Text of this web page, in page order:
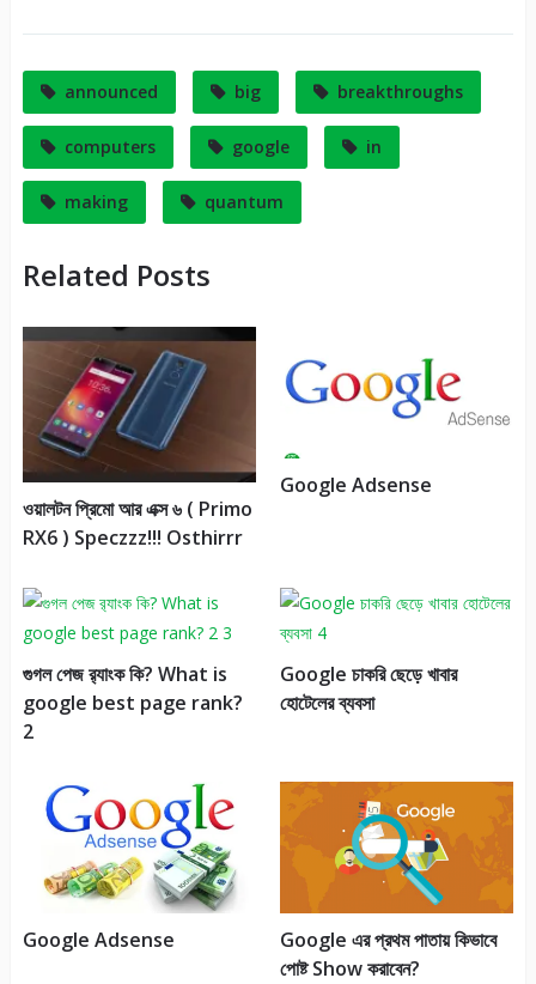
announced big breakthroughs
computers google in
making quantum
Related Posts
ওয়ালটন প্রিমো আর এক্স ৬ ( Primo
RX6 ) Speczzz!!! Osthirrr
Google Adsense
গুগল পেজ র‌্যাংক কি? What is
google best page rank?
2
Google চাকরি ছেড়ে খাবার
হোটেলের ব্যবসা
Google Adsense
Google এর প্রথম পাতায় কিভাবে
পোষ্ট Show করাবেন?